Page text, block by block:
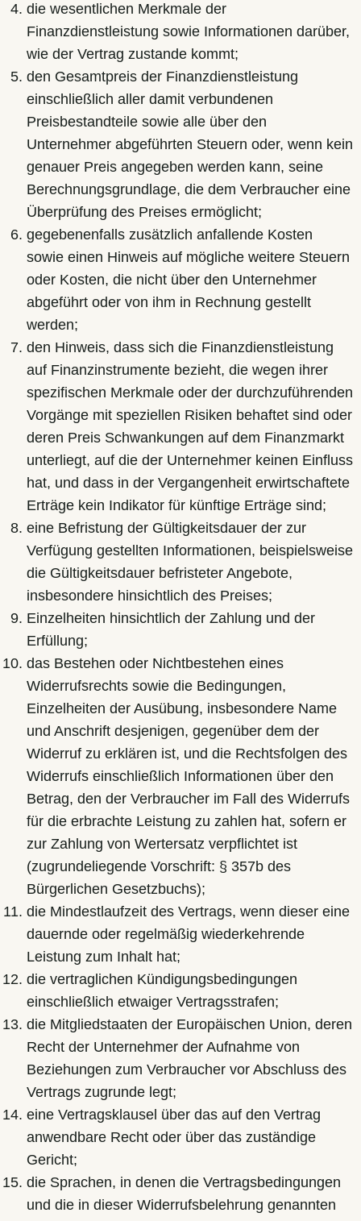
die wesentlichen Merkmale der
Finanzdienstleistung sowie Informationen darüber,
wie der Vertrag zustande kommt;
den Gesamtpreis der Finanzdienstleistung
einschließlich aller damit verbundenen
Preisbestandteile sowie alle über den
Unternehmer abgeführten Steuern oder, wenn kein
genauer Preis angegeben werden kann, seine
Berechnungsgrundlage, die dem Verbraucher eine
Überprüfung des Preises ermöglicht;
gegebenenfalls zusätzlich anfallende Kosten
sowie einen Hinweis auf mögliche weitere Steuern
oder Kosten, die nicht über den Unternehmer
abgeführt oder von ihm in Rechnung gestellt
werden;
den Hinweis, dass sich die Finanzdienstleistung
auf Finanzinstrumente bezieht, die wegen ihrer
spezifischen Merkmale oder der durchzuführenden
Vorgänge mit speziellen Risiken behaftet sind oder
deren Preis Schwankungen auf dem Finanzmarkt
unterliegt, auf die der Unternehmer keinen Einfluss
hat, und dass in der Vergangenheit erwirtschaftete
Erträge kein Indikator für künftige Erträge sind;
eine Befristung der Gültigkeitsdauer der zur
Verfügung gestellten Informationen, beispielsweise
die Gültigkeitsdauer befristeter Angebote,
insbesondere hinsichtlich des Preises;
Einzelheiten hinsichtlich der Zahlung und der
Erfüllung;
das Bestehen oder Nichtbestehen eines
Widerrufsrechts sowie die Bedingungen,
Einzelheiten der Ausübung, insbesondere Name
und Anschrift desjenigen, gegenüber dem der
Widerruf zu erklären ist, und die Rechtsfolgen des
Widerrufs einschließlich Informationen über den
Betrag, den der Verbraucher im Fall des Widerrufs
für die erbrachte Leistung zu zahlen hat, sofern er
zur Zahlung von Wertersatz verpflichtet ist
(zugrundeliegende Vorschrift: § 357b des
Bürgerlichen Gesetzbuchs);
die Mindestlaufzeit des Vertrags, wenn dieser eine
dauernde oder regelmäßig wiederkehrende
Leistung zum Inhalt hat;
die vertraglichen Kündigungsbedingungen
einschließlich etwaiger Vertragsstrafen;
die Mitgliedstaaten der Europäischen Union, deren
Recht der Unternehmer der Aufnahme von
Beziehungen zum Verbraucher vor Abschluss des
Vertrags zugrunde legt;
eine Vertragsklausel über das auf den Vertrag
anwendbare Recht oder über das zuständige
Gericht;
die Sprachen, in denen die Vertragsbedingungen
und die in dieser Widerrufsbelehrung genannten